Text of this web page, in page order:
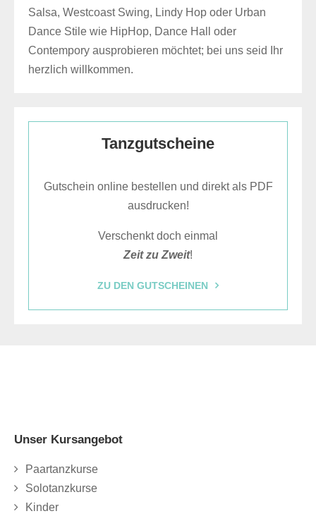
Salsa, Westcoast Swing, Lindy Hop oder Urban
Dance Stile wie HipHop, Dance Hall oder
Contempory ausprobieren möchtet; bei uns seid Ihr
herzlich willkommen.
Tanzgutscheine
Gutschein online bestellen und direkt als PDF
ausdrucken!
Verschenkt doch einmal
Zeit zu Zweit!
ZU DEN GUTSCHEINEN
Unser Kursangebot
Paartanzkurse
Solotanzkurse
Kinder